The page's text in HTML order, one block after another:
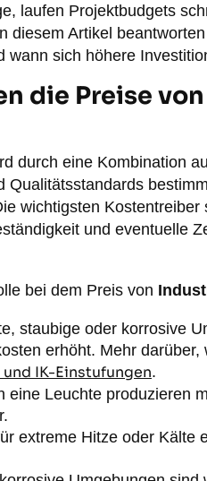
laufen Projektbudgets
diesem Artikel
sich höhere
die Preise
durch eine Kombination
wichtigsten Kostentreiber
und eventuelle
bei dem Preis von
staubige oder korrosive
erhöht. Mehr darüber,
und IK-Einstufungen.
eine Leuchte produzieren
extreme Hitze oder Kälte